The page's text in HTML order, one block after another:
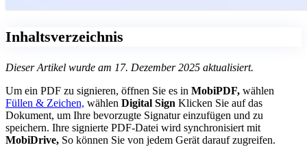
Inhaltsverzeichnis
Dieser Artikel wurde am 17. Dezember 2025 aktualisiert.
Um ein PDF zu signieren, öffnen Sie es in MobiPDF, wählen
Füllen & Zeichen, wählen Digital Sign Klicken Sie auf das
Dokument, um Ihre bevorzugte Signatur einzufügen und zu
speichern. Ihre signierte PDF-Datei wird synchronisiert mit
MobiDrive, So können Sie von jedem Gerät darauf zugreifen.